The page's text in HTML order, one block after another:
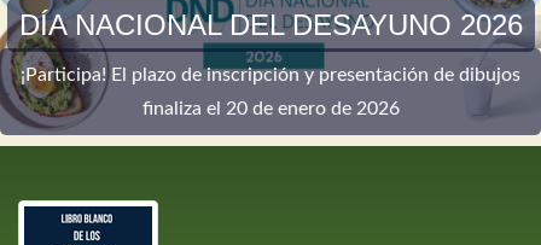
DÍA NACIONAL DEL DESAYUNO 2026
¡Participa! El plazo de inscripción y presentación de dibujos
finaliza el 20 de enero de 2026